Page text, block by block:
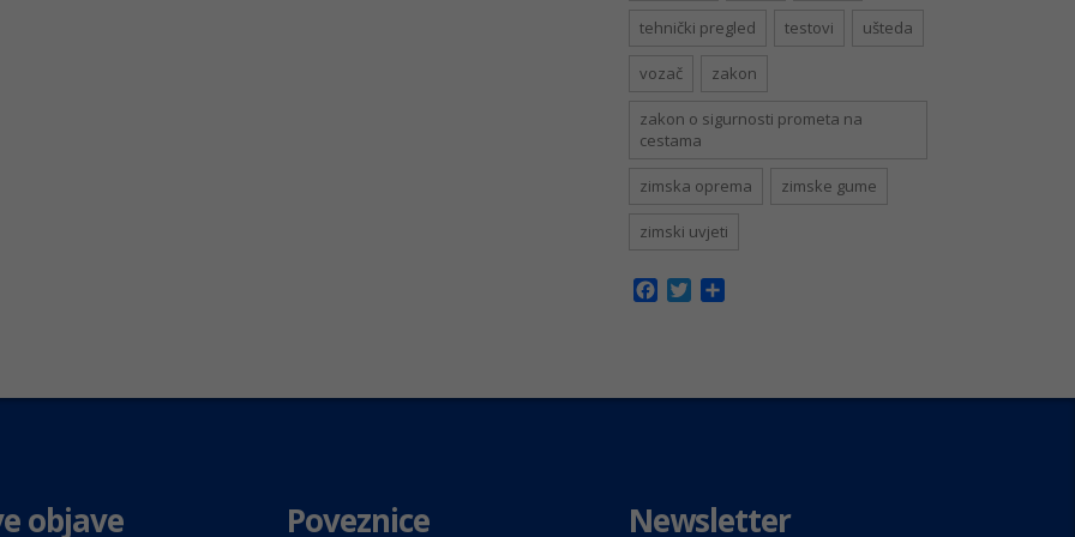
tehnički pregled testovi ušteda
vozač zakon
zakon o sigurnosti prometa na
cestama
zimska oprema zimske gume
zimski uvjeti
Facebook
Twitter
objave Poveznice Newsletter